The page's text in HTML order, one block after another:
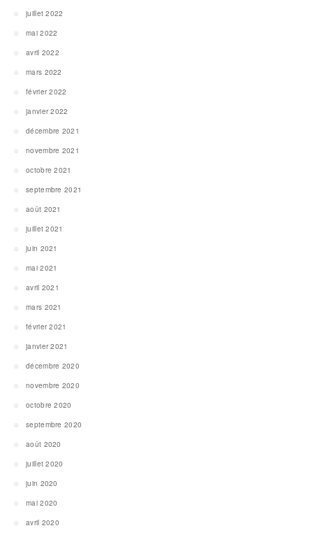
juillet 2022
mai 2022
avril 2022
mars 2022
février 2022
janvier 2022
décembre 2021
novembre 2021
octobre 2021
septembre 2021
août 2021
juillet 2021
juin 2021
mai 2021
avril 2021
mars 2021
février 2021
janvier 2021
décembre 2020
novembre 2020
octobre 2020
septembre 2020
août 2020
juillet 2020
juin 2020
mai 2020
avril 2020